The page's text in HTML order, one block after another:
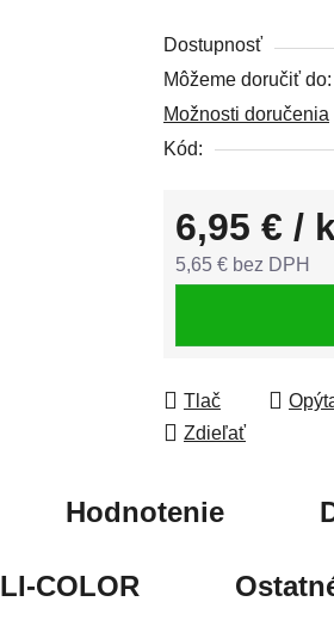
Dostupnosť
Môžeme doručiť do:
Možnosti doručenia
Kód:
6,95 € /
5,65 € bez DPH
Tlač
Zdieľať
Hodnotenie
COLOR